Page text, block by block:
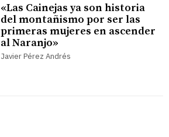
«Las Cainejas ya son historia
del montañismo por ser las
primeras mujeres en ascender
al Naranjo»
Javier Pérez Andrés